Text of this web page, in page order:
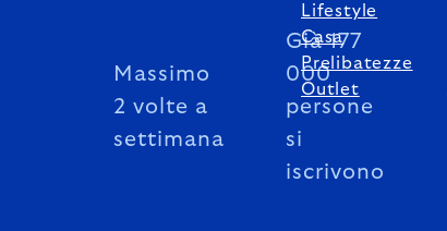
Massimo
2 volte a
settimana
Già 177
000
persone
si
iscrivono
Lifestyle
Casa
Prelibatezze
Outlet